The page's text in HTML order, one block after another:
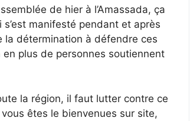
de hier à l’Amassada, ça
manifesté pendant et après
la détermination à défendre ces
plus de personnes soutiennent
la région, il faut lutter contre ce
êtes le bienvenues sur site,